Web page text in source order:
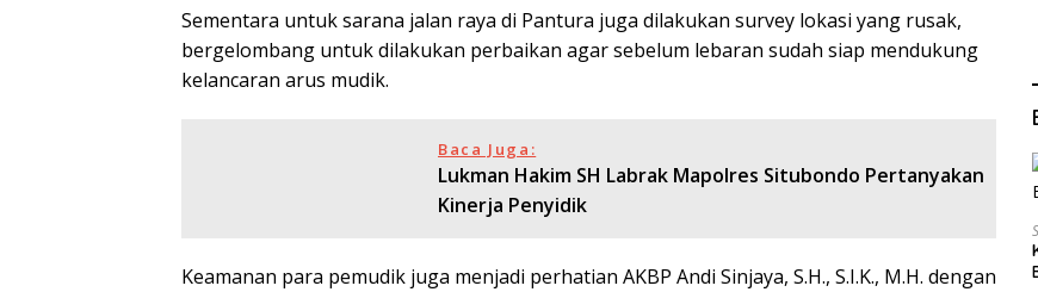
Sementara untuk sarana jalan raya di Pantura juga dilakukan survey lokasi yang rusak,
bergelombang untuk dilakukan perbaikan agar sebelum lebaran sudah siap mendukung
kelancaran arus mudik.
Baca Juga:
Lukman Hakim SH Labrak Mapolres Situbondo Pertanyakan
Kinerja Penyidik
Keamanan para pemudik juga menjadi perhatian AKBP Andi Sinjaya, S.H., S.I.K., M.H. dengan